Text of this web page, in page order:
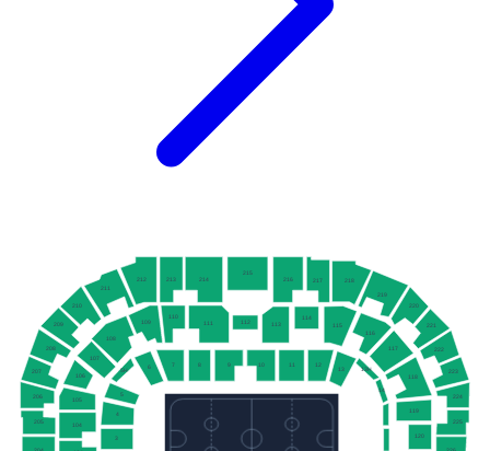
5H
14
13H
110
109
108
104
225
224
223
222
221
220
219
218
217
213
212
211
210
209
208
207
206
205
214
215
216
105
106
107
111 113
112
114
115
116
117
118
119
120
4
3
5
6 7 8 9 10 11
13
12